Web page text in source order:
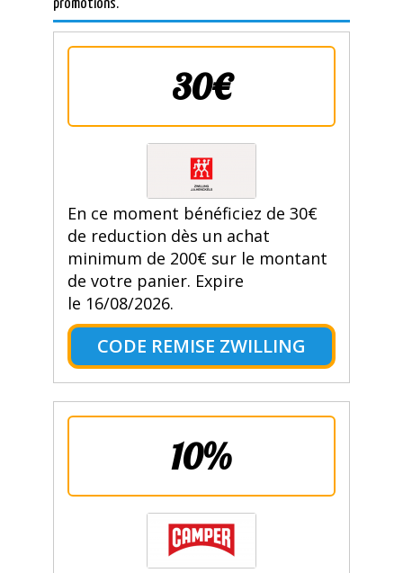
promotions.
30€
En ce moment bénéficiez de 30€
de reduction dès un achat
minimum de 200€ sur le montant
de votre panier. Expire
le 16/08/2026.
CODE REMISE ZWILLING
10%